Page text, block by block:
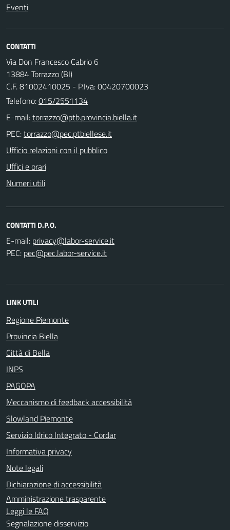
Eventi
CONTATTI
Via Don Francesco Cabrio 6
13884 Torrazzo (BI)
C.F. 81002410025 - P.Iva: 00420700023
Telefono:015/2551134
E-mail:
PEC:
Ufficio relazioni con il pubblico
Uffici e orari
Numeri utili
CONTATTI D.P.O.
E-mail:
PEC:
LINK UTILI
Regione Piemonte
Provincia Biella
Città di Bella
INPS
PAGOPA
Meccanismo di feedback accessibilità
Slowland Piemonte
Servizio Idrico Integrato - Cordar
Informativa privacy
Note legali
Dichiarazione di accessibilità
Amministrazione trasparente
Leggi le FAQ
Segnalazione disservizio